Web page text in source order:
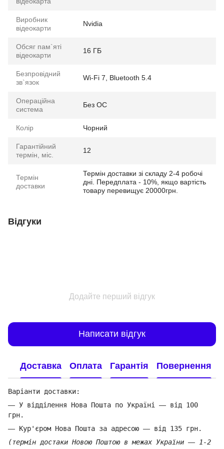
Виробник
відеокарти
Nvidia
Обсяг пам`яті
відеокарти
16 ГБ
Безпровідний
зв`язок
Wi-Fi 7, Bluetooth 5.4
Операційна
система
Без ОС
Колір Чорний
Гарантійний
термін, міс.
12
Термін
доставки
Термін доставки зі складу 2-4 робочі
дні. Передплата - 10%, якщо вартість
товару перевищує 20000грн.
Відгуки
Додайте перший відгук
Написати відгук
Доставка Оплата Гарантія Повернення
Варіанти доставки:
— У відділення Нова Пошта по Україні — від 100
грн.
— Кур'єром Нова Пошта за адресою — від 135 грн.
(термін достаки Новою Поштою в межах України — 1-2